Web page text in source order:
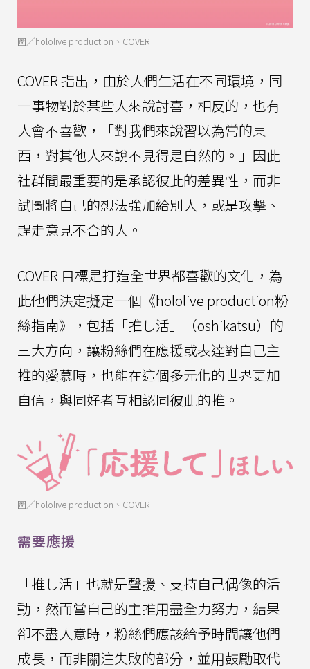
圖／hololive production、COVER
COVER 指出，由於人們生活在不同環境，同
一事物對於某些人來說討喜，相反的，也有
人會不喜歡，「對我們來說習以為常的東
西，對其他人來說不見得是自然的。」因此
社群間最重要的是承認彼此的差異性，而非
試圖將自己的想法強加給別人，或是攻擊、
趕走意見不合的人。
COVER 目標是打造全世界都喜歡的文化，為
此他們決定擬定一個《hololive production粉
絲指南》，包括「推し活」（oshikatsu）的
三大方向，讓粉絲們在應援或表達對自己主
推的愛慕時，也能在這個多元化的世界更加
自信，與同好者互相認同彼此的推。
圖／hololive production、COVER
需要應援
「推し活」也就是聲援、支持自己偶像的活
動，然而當自己的主推用盡全力努力，結果
卻不盡人意時，粉絲們應該給予時間讓他們
成長，而非關注失敗的部分，並用鼓勵取代